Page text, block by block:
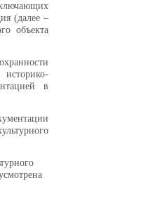
(далее –
объекта
в